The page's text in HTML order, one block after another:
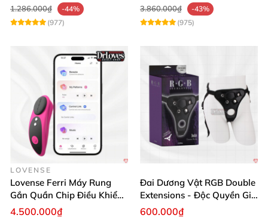
1.286.000₫
-44%
(977)
3.860.000₫
-43%
(975)
LOVENSE
Lovense Ferri Máy Rung
Gắn Quần Chip Điều Khiển
App Tăng Hưng Phấn
4.500.000₫
Đai Dương Vật RGB Double
Extensions - Độc Quyền Giá
Sốc
600.000₫